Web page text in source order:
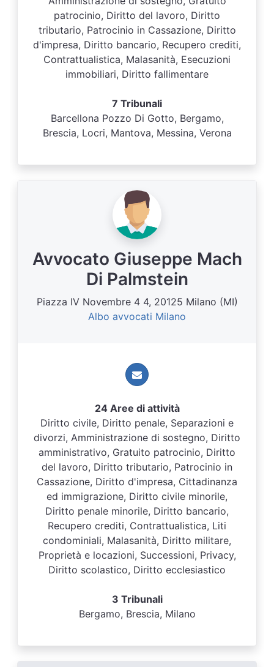
patrocinio, Diritto del lavoro, Diritto
tributario, Patrocinio in Cassazione, Diritto
d'impresa, Diritto bancario, Recupero crediti,
Contrattualistica, Malasanità, Esecuzioni
immobiliari, Diritto fallimentare
7 Tribunali
Barcellona Pozzo Di Gotto, Bergamo,
Brescia, Locri, Mantova, Messina, Verona
Avvocato Giuseppe Mach
Di Palmstein
Piazza IV Novembre 4 4, 20125 Milano (MI)
Albo avvocati Milano
24 Aree di attività
Diritto civile, Diritto penale, Separazioni e
divorzi, Amministrazione di sostegno, Diritto
amministrativo, Gratuito patrocinio, Diritto
del lavoro, Diritto tributario, Patrocinio in
Cassazione, Diritto d'impresa, Cittadinanza
ed immigrazione, Diritto civile minorile,
Diritto penale minorile, Diritto bancario,
Recupero crediti, Contrattualistica, Liti
condominiali, Malasanità, Diritto militare,
Proprietà e locazioni, Successioni, Privacy,
Diritto scolastico, Diritto ecclesiastico
3 Tribunali
Bergamo, Brescia, Milano